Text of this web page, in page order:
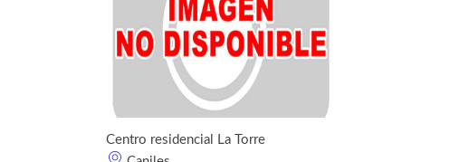
Centro residencial La Torre